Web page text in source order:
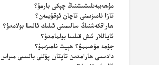
مۇھەببەتلىشىشنىڭ چېكى بارمۇ؟
قازا نامىزىمنى قاچان ئوقۇيمەن؟
ھاراقكەشنىڭ سالىمىنى ئىلىك ئالسا بولامدۇ؟
ئاياللار ئىش قىلسا بولمامدۇ؟
جۈمە مۇھىممۇ؟ ھېيت نامىزىمۇ؟
دادىسى ھارامدىن تاپقان پۇلنى بالىسى مىراس